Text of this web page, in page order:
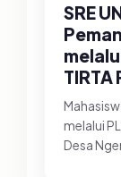
SRE
TIRTA
melalui
Desa